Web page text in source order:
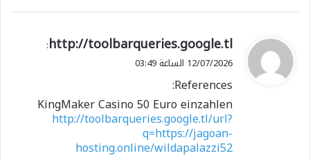
ي
ق
ل
http://toolbarqueries.google.tl
:
12/07/2026 الساعة 03:49
References:
KingMaker Casino 50 Euro einzahlen
http://toolbarqueries.google.tl/url?
q=https://jagoan-
hosting.online/wildapalazzi52